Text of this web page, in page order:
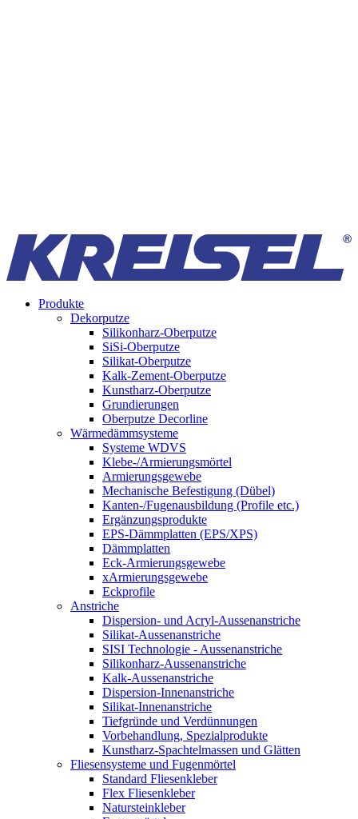
Produkte
Dekorputze
Silikonharz-Oberputze
SiSi-Oberputze
Silikat-Oberputze
Kalk-Zement-Oberputze
Kunstharz-Oberputze
Grundierungen
Oberputze Decorline
Wärmedämmsysteme
Systeme WDVS
Klebe-/Armierungsmörtel
Armierungsgewebe
Mechanische Befestigung (Dübel)
Kanten-/Fugenausbildung (Profile etc.)
Ergänzungsprodukte
EPS-Dämmplatten (EPS/XPS)
Dämmplatten
Eck-Armierungsgewebe
xArmierungsgewebe
Eckprofile
Anstriche
Dispersion- und Acryl-Aussenanstriche
Silikat-Aussenanstriche
SISI Technologie - Aussenanstriche
Silikonharz-Aussenanstriche
Kalk-Aussenanstriche
Dispersion-Innenanstriche
Silikat-Innenanstriche
Tiefgründe und Verdünnungen
Vorbehandlung, Spezialprodukte
Kunstharz-Spachtelmassen und Glätten
Fliesensysteme und Fugenmörtel
Standard Fliesenkleber
Flex Fliesenkleber
Natursteinkleber